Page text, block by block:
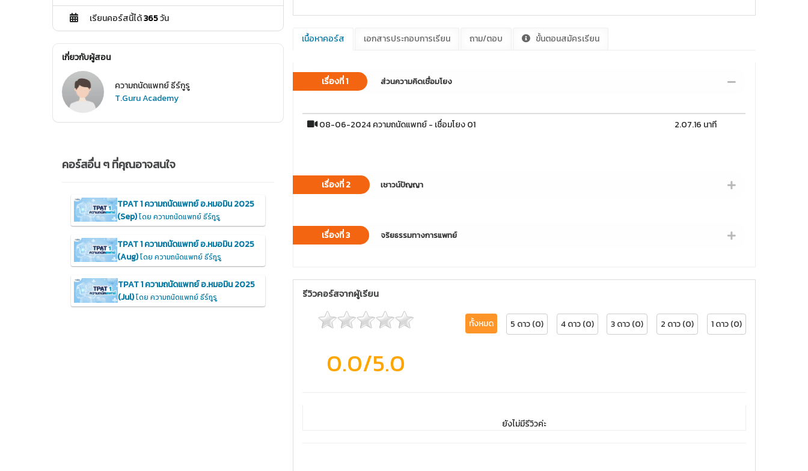
เนื้อหาคอร์ส เอกสารประกอบการเรียน ถาม/ตอบ ขั้นตอนสมัครเรียน
เรื่องที่ 1 ส่วนความคิดเชื่อมโยง
08-06-2024 ความถนัดแพทย์ - เชื่อมโยง 01 2.07.16 นาที
เรื่องที่ 2 เชาวน์ปัญญา
เรื่องที่ 3 จริยธรรมทางการแพทย์
รีวิวคอร์สจากผู้เรียน
0.0/5.0
ทั้งหมด 5 ดาว (0) 4 ดาว (0) 3 ดาว (0) 2 ดาว (0) 1 ดาว (0)
ยังไม่มีรีวิวค่ะ
เรียนคอร์สนี้ได้365วัน
เกี่ยวกับผู้สอน
ความถนัดแพทย์ ธีร์กูรู
T.Guru Academy
คอร์สอื่น ๆ ที่คุณอาจสนใจ
TPAT 1 ความถนัดแพทย์ อ.หมอมิน 2025
(Sep)โดย ความถนัดแพทย์ ธีร์กูรู
TPAT 1 ความถนัดแพทย์ อ.หมอมิน 2025
(Aug)โดย ความถนัดแพทย์ ธีร์กูรู
TPAT 1 ความถนัดแพทย์ อ.หมอมิน 2025
(Jul)โดย ความถนัดแพทย์ ธีร์กูรู